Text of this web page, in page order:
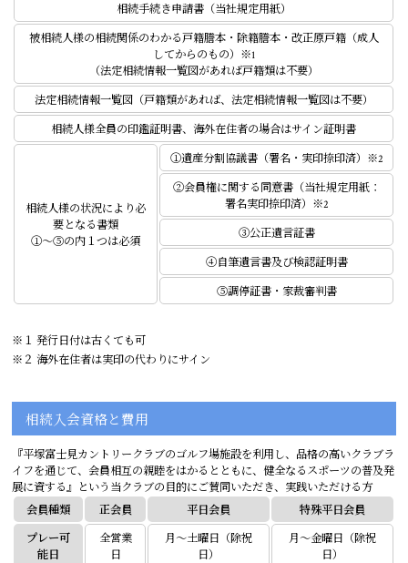
相続手続き申請書（当社規定用紙）
被相続人様の相続関係のわかる戸籍謄本・除籍謄本・改正原戸籍（成人
してからのもの）※1
（法定相続情報一覧図があれば戸籍類は不要）
法定相続情報一覧図（戸籍類があれば、法定相続情報一覧図は不要）
相続人様全員の印鑑証明書、海外在住者の場合はサイン証明書
相続人様の状況により必
要となる書類
①～⑤の内１つは必須
①遺産分割協議書（署名・実印捺印済）※2
②会員権に関する同意書（当社規定用紙：
署名実印捺印済）※2
③公正遺言証書
④自筆遺言書及び検認証明書
⑤調停証書・家裁審判書
※１ 発行日付は古くても可
※２ 海外在住者は実印の代わりにサイン
相続入会資格と費用
『平塚富士見カントリークラブのゴルフ場施設を利用し、品格の高いクラブラ
イフを通じて、会員相互の親睦をはかるとともに、健全なるスポーツの普及発
展に資する』という当クラブの目的にご賛同いただき、実践いただける方
会員種類
正会員 平日会員
特殊平日会員
プレー可
能日
全営業
日
月～土曜日（除祝
日）
月～金曜日（除祝
日）